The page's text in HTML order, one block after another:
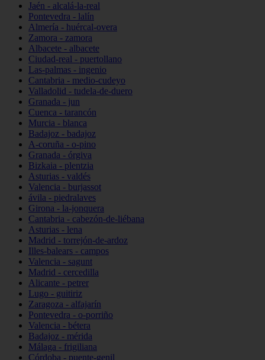
Jaén - alcalá-la-real
Pontevedra - lalín
Almería - huércal-overa
Zamora - zamora
Albacete - albacete
Ciudad-real - puertollano
Las-palmas - ingenio
Cantabria - medio-cudeyo
Valladolid - tudela-de-duero
Granada - jun
Cuenca - tarancón
Murcia - blanca
Badajoz - badajoz
A-coruña - o-pino
Granada - órgiva
Bizkaia - plentzia
Asturias - valdés
Valencia - burjassot
ávila - piedralaves
Girona - la-jonquera
Cantabria - cabezón-de-liébana
Asturias - lena
Madrid - torrejón-de-ardoz
Illes-balears - campos
Valencia - sagunt
Madrid - cercedilla
Alicante - petrer
Lugo - guitiriz
Zaragoza - alfajarín
Pontevedra - o-porriño
Valencia - bétera
Badajoz - mérida
Málaga - frigiliana
Córdoba - puente-genil